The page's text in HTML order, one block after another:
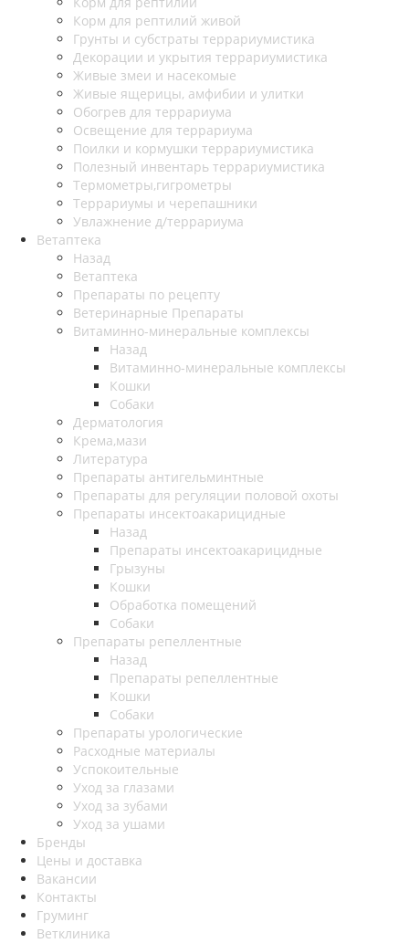
Корм для рептилий живой
Грунты и субстраты террариумистика
Декорации и укрытия террариумистика
Живые змеи и насекомые
Живые ящерицы, амфибии и улитки
Обогрев для террариума
Освещение для террариума
Поилки и кормушки террариумистика
Полезный инвентарь террариумистика
Термометры,гигрометры
Террариумы и черепашники
Увлажнение д/террариума
Ветаптека
Назад
Ветаптека
Препараты по рецепту
Ветеринарные Препараты
Витаминно-минеральные комплексы
Назад
Витаминно-минеральные комплексы
Кошки
Собаки
Дерматология
Крема,мази
Литература
Препараты антигельминтные
Препараты для регуляции половой охоты
Препараты инсектоакарицидные
Назад
Препараты инсектоакарицидные
Грызуны
Кошки
Обработка помещений
Собаки
Препараты репеллентные
Назад
Препараты репеллентные
Кошки
Собаки
Препараты урологические
Расходные материалы
Успокоительные
Уход за глазами
Уход за зубами
Уход за ушами
Бренды
Цены и доставка
Вакансии
Контакты
Груминг
Ветклиника